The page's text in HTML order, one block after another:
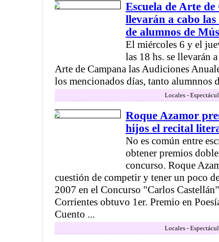
Escuela de Arte
llevarán a cabo
de alumnos de
El miércoles 6 y el
las 18 hs. se llevarán
Arte de Campana las Audiciones
los mencionados días, tanto alumnnos
Locales -
Roque Azamor
hijos el recital
No es común entre
obtener premios
concurso. Roque
cuestión de competir y tener un poco
2007 en el Concurso "Carlos
Corrientes obtuvo 1er. Premio en
Cuento ...
Locales -